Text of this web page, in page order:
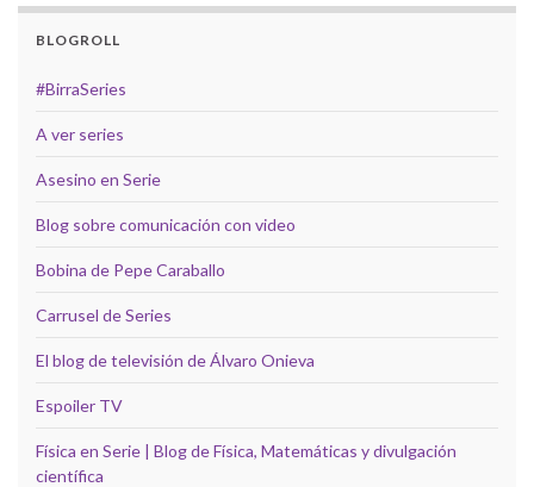
BLOGROLL
#BirraSeries
A ver series
Asesino en Serie
Blog sobre comunicación con video
Bobina de Pepe Caraballo
Carrusel de Series
El blog de televisión de Álvaro Onieva
Espoiler TV
Física en Serie | Blog de Física, Matemáticas y divulgación
científica